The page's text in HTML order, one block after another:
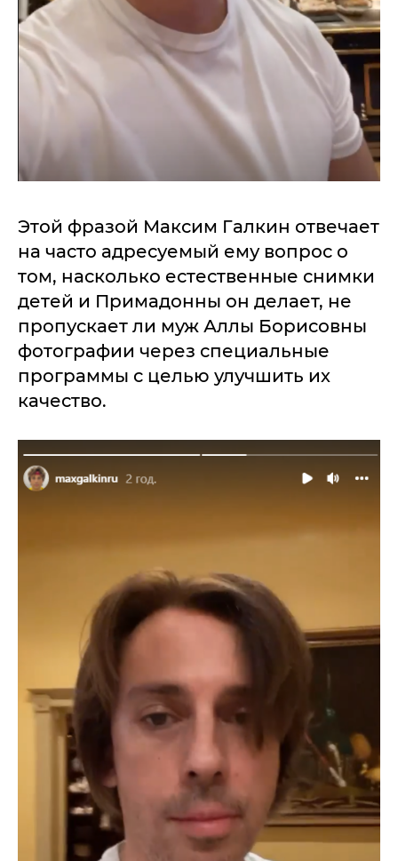
Этой фразой Максим Галкин отвечает
на часто адресуемый ему вопрос о
том, насколько естественные снимки
детей и Примадонны он делает, не
пропускает ли муж Аллы Борисовны
фотографии через специальные
программы с целью улучшить их
качество.